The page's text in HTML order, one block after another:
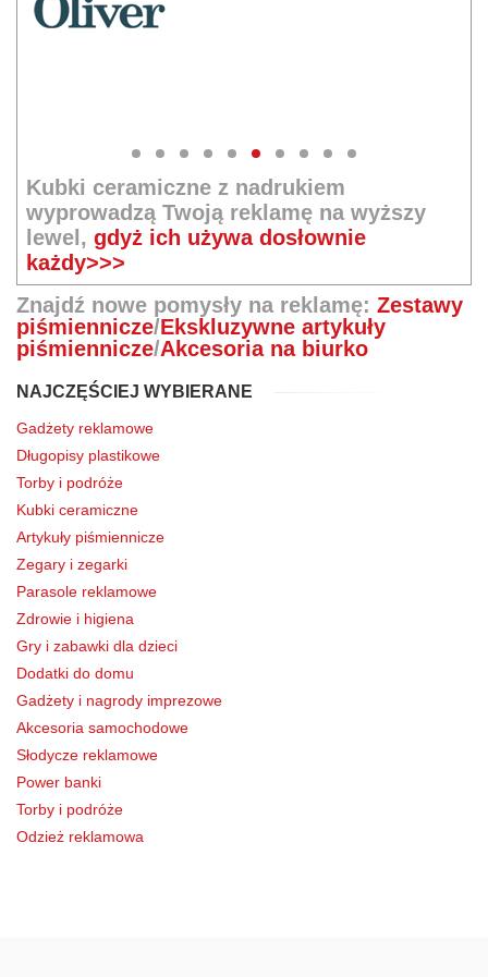
Kubki ceramiczne z nadrukiem
wyprowadzą Twoją reklamę na wyższy
lewel,gdyż ich używa dosłownie
każdy>>>
Znajdź nowe pomysły na reklamę: Zestawy
piśmiennicze/Ekskluzywne artykuły
piśmiennicze/Akcesoria na biurko
NAJCZĘŚCIEJ WYBIERANE
Gadżety reklamowe
Długopisy plastikowe
Torby i podróże
Kubki ceramiczne
Artykuły piśmiennicze
Zegary i zegarki
Parasole reklamowe
Zdrowie i higiena
Gry i zabawki dla dzieci
Dodatki do domu
Gadżety i nagrody imprezowe
Akcesoria samochodowe
Słodycze reklamowe
Power banki
Torby i podróże
Odzież reklamowa